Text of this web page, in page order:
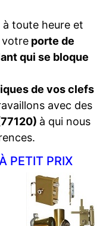
toute heure et
votre porte de
qui se bloque
de vos clefs
avec des
à qui nous
PETIT PRIX